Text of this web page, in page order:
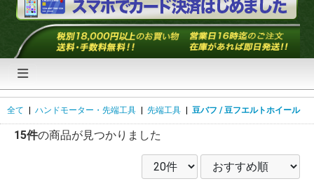
全て | ハンドモーター・先端工具 | 先端工具 | 豆バフ / 豆フエルトホイール
15件の商品が見つかりました